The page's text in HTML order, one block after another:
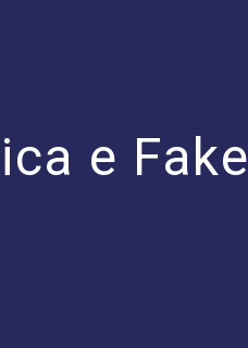
e Fake